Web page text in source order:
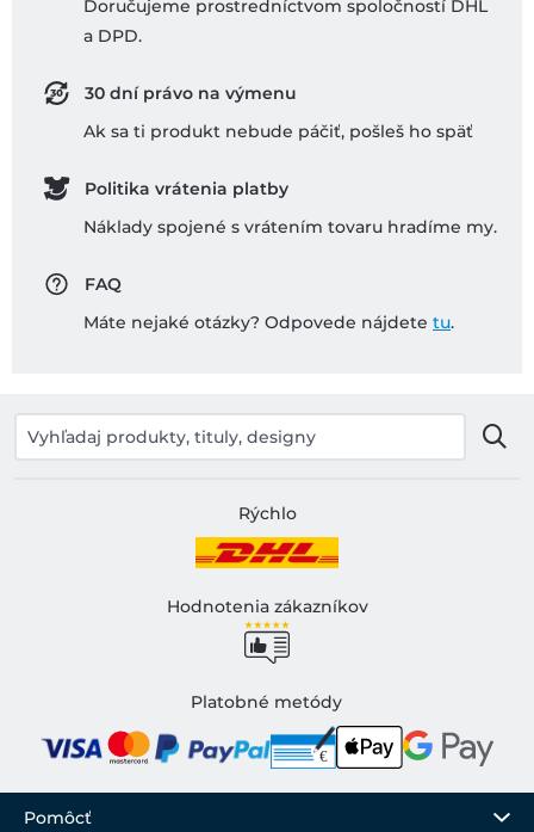
Doručujeme prostredníctvom spoločností DHL
a DPD.
30 dní právo na výmenu
Ak sa ti produkt nebude páčiť, pošleš ho späť
Politika vrátenia platby
Náklady spojené s vrátením tovaru hradíme my.
FAQ
Máte nejaké otázky? Odpovede nájdete tu.
Rýchlo
Hodnotenia zákazníkov
Platobné metódy
Pomôcť